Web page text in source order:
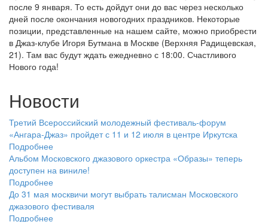
после 9 января. То есть дойдут они до вас через несколько
дней после окончания новогодних праздников. Некоторые
позиции, представленные на нашем сайте, можно приобрести
в Джаз-клубе Игоря Бутмана в Москве (Верхняя Радищевская,
21). Там вас будут ждать ежедневно с 18:00. Счастливого
Нового года!
Новости
Третий Всероссийский молодежный фестиваль-форум
«Ангара-Джаз» пройдет с 11 и 12 июля в центре Иркутска
Подробнее
Альбом Московского джазового оркестра «Образы» теперь
доступен на виниле!
Подробнее
До 31 мая москвичи могут выбрать талисман Московского
джазового фестиваля
Подробнее